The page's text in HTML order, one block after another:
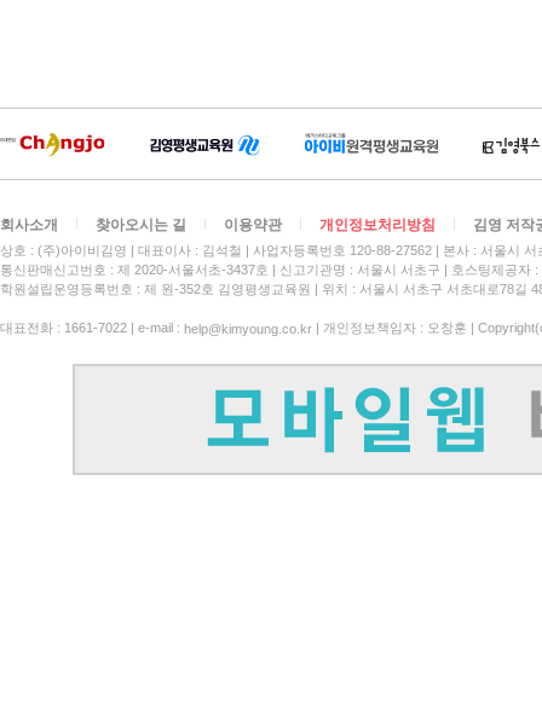
회사소개 찾아오시는 길 이용약관 개인정보처리방침 김영 저작
상호 : (주)아이비김영 대표이사 : 김석철 사업자등록번호 120-88-27562
본사 : 서울시
통신판매신고번호 : 제 2020-서울서초-3437호
신고기관명 : 서울시 서초구
호스팅제공자
학원설립운영등록번호 : 제 원-352호 김영평생교육원 | 위치 : 서울시 서초구 서초대로78길
대표전화 : 1661-7022 | e-mail : help@kimyoung.co.kr | 개인정보책임자 : 오창훈 |